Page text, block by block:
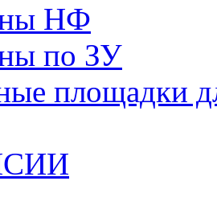
НФ
по ЗУ
площадки